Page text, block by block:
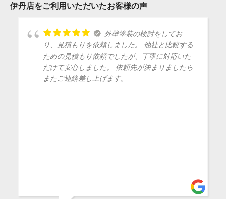
伊丹店をご利用いただいたお客様の声
外壁塗装の検討をしてお
り、見積もりを依頼しました。 他社と比較する
ための見積もり依頼でしたが、丁寧に対応いた
だけて安心しました。 依頼先が決まりましたら
またご連絡差し上げます。